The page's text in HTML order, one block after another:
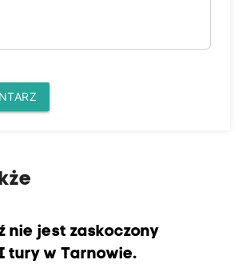
nie jest zaskoczony
tury w Tarnowie.